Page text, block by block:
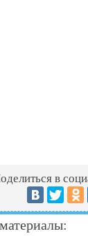
в